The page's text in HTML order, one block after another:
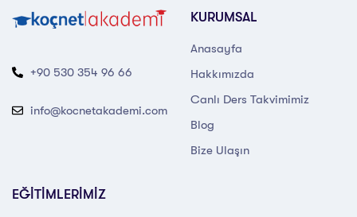
+90 530 354 96 66
info@kocnetakademi.com
KURUMSAL
Anasayfa
Hakkımızda
Canlı Ders Takvimimiz
Blog
Bize Ulaşın
EĞİTİMLERİMİZ